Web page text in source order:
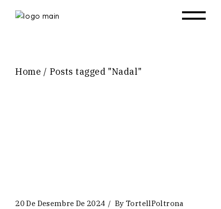
Home Posts tagged "Nadal"
20 De Desembre De 2024 By TortellPoltrona